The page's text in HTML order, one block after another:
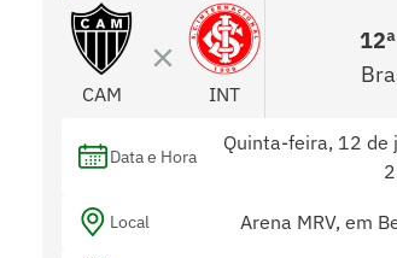
CAM INT
Data e Hora
Quinta-feira, 12 de
Local Arena MRV, em